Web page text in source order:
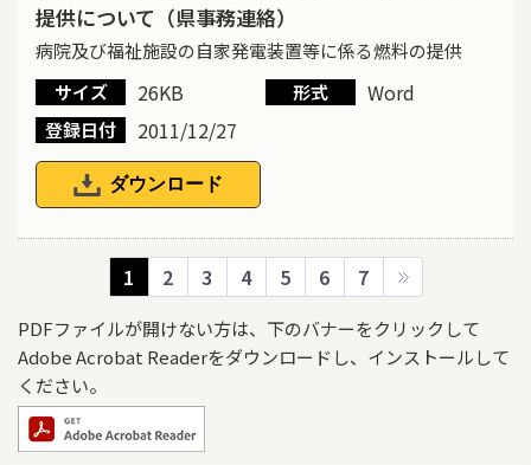
提供について（県事務連絡）
病院及び福祉施設の自家発電装置等に係る燃料の提供
サイズ
26KB 形式 Word
登録日付 2011/12/27
ダウンロード
1 2 3 4 5 6 7
PDFファイルが開けない方は、下のバナーをクリックして
Adobe Acrobat Readerをダウンロードし、インストールして
ください。